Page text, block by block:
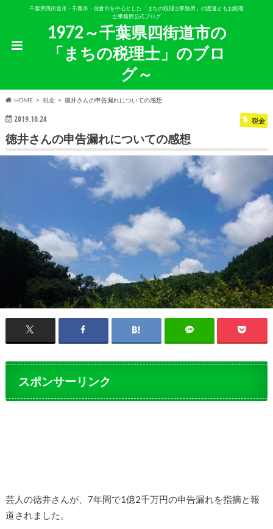
千葉県四街道市・千葉市・佐倉市を中心とした「まちの税理士事務所」の渡邉ともお税理
士事務所公式ブログ
1972～千葉県四街道市の
「まちの税理士」のブロ
グ～
HOME 税金 徳井さんの申告漏れについての感想
2019.10.24 税金
徳井さんの申告漏れについての感想
スポンサーリンク
芸人の徳井さんが、7年間で1億2千万円の申告漏れを指摘と報
道されました。